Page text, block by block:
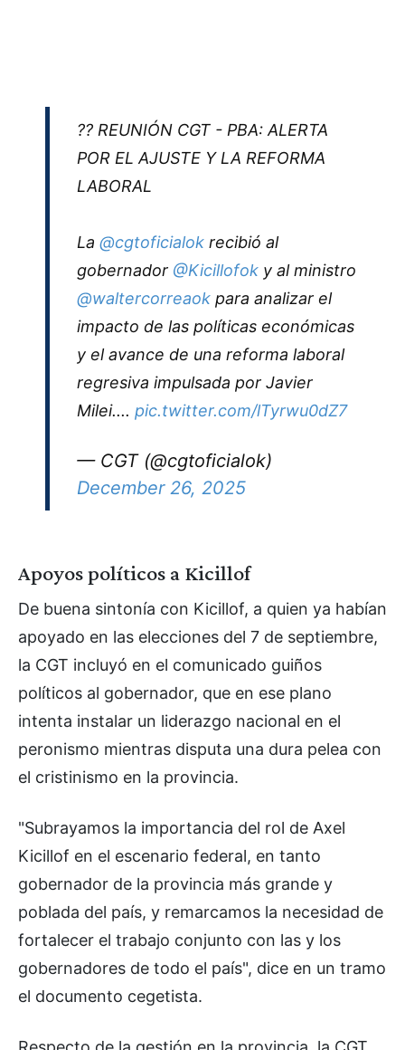
?? REUNIÓN CGT - PBA: ALERTA
POR EL AJUSTE Y LA REFORMA
LABORAL
La @cgtoficialok recibió al
gobernador @Kicillofok y al ministro
@waltercorreaok para analizar el
impacto de las políticas económicas
y el avance de una reforma laboral
regresiva impulsada por Javier
Milei.... pic.twitter.com/lTyrwu0dZ7
— CGT (@cgtoficialok)
December 26, 2025
Apoyos políticos a Kicillof
De buena sintonía con Kicillof, a quien ya habían
apoyado en las elecciones del 7 de septiembre,
la CGT incluyó en el comunicado guiños
políticos al gobernador, que en ese plano
intenta instalar un liderazgo nacional en el
peronismo mientras disputa una dura pelea con
el cristinismo en la provincia.
"Subrayamos la importancia del rol de Axel
Kicillof en el escenario federal, en tanto
gobernador de la provincia más grande y
poblada del país, y remarcamos la necesidad de
fortalecer el trabajo conjunto con las y los
gobernadores de todo el país", dice en un tramo
el documento cegetista.